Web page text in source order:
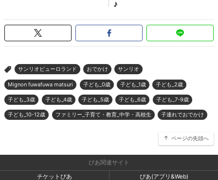
> サンリオピューロランド おでかけ サンリオ
Mignon fuwafuwa matsuri 子ども_0歳 子ども_1歳 子ども_2歳
子ども_3歳 子ども_4歳 子ども_5歳 子ども_6歳 子ども_7-9歳
子ども_10-12歳 ファミリー_子育て・教育_中学・高校生 子連れでおでかけ
ページの先頭へ
ぴあ関連サイト
チケットぴあ
ぴあ(アプリ&Web)